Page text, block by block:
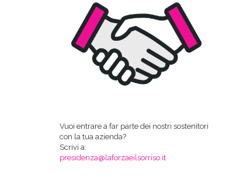
Vuoi entrare a far parte dei nostri sostenitori
con la tua azienda?
Scrivi a:
presidenza@laforzaeilsorriso.it